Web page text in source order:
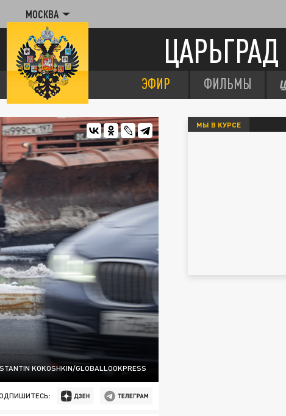
МОСКВА
ЦАРЬГРАД
ЭФИР ФИЛЬМЫ
KOKOSHKIN/GLOBALLOOKPRESS
МЫ В КУРСЕ